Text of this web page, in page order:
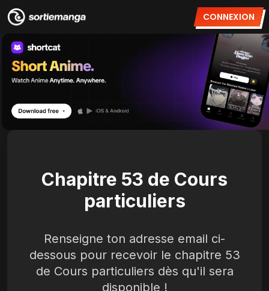
CONNEXION
Chapitre 53 de Cours
particuliers
Renseigne ton adresse email ci-
dessous pour recevoir le chapitre 53
de Cours particuliers dès qu'il sera
disponible !